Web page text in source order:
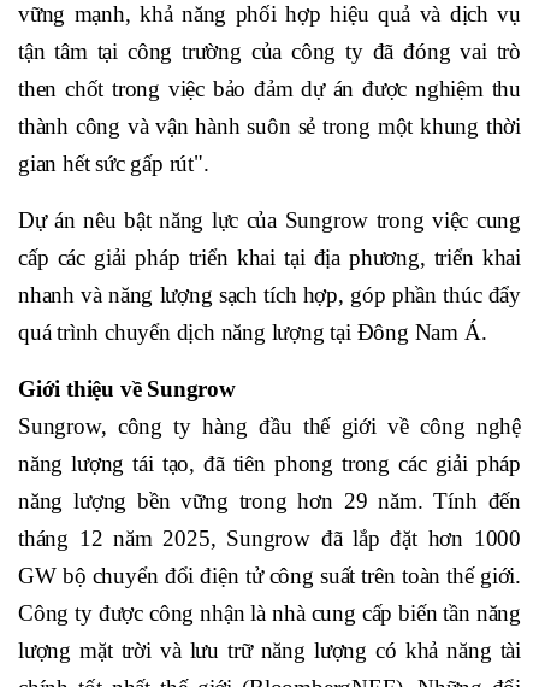
vững mạnh, khả năng phối hợp hiệu quả và dịch vụ
tận tâm tại công trường của công ty đã đóng vai trò
then chốt trong việc bảo đảm dự án được nghiệm thu
thành công và vận hành suôn sẻ trong một khung thời
gian hết sức gấp rút".
Dự án nêu bật năng lực của Sungrow trong việc cung
cấp các giải pháp triển khai tại địa phương, triển khai
nhanh và năng lượng sạch tích hợp, góp phần thúc đẩy
quá trình chuyển dịch năng lượng tại Đông Nam Á.
Giới thiệu về Sungrow
Sungrow, công ty hàng đầu thế giới về công nghệ
năng lượng tái tạo, đã tiên phong trong các giải pháp
năng lượng bền vững trong hơn 29 năm. Tính đến
tháng 12 năm 2025, Sungrow đã lắp đặt hơn 1000
GW bộ chuyển đổi điện tử công suất trên toàn thế giới.
Công ty được công nhận là nhà cung cấp biến tần năng
lượng mặt trời và lưu trữ năng lượng có khả năng tài